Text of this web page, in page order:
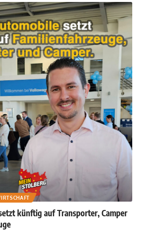
künftig auf Transporter, Camper